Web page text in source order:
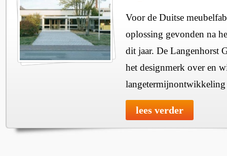
Voor de Duitse
oplossing gevonden na
dit jaar. De Langenhorst
het designmerk over en
lees verder